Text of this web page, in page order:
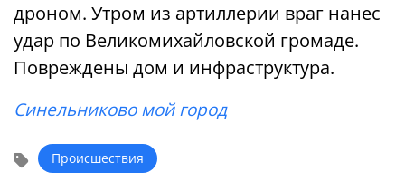
дроном. Утром из артиллерии враг нанес
удар по Великомихайловской громаде.
Повреждены дом и инфраструктура.
Синельниково мой город
Происшествия